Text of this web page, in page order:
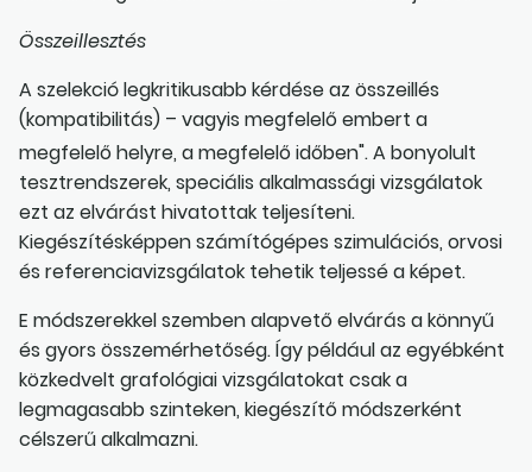
Összeillesztés
A szelekció legkritikusabb kérdése az összeillés
(kompatibilitás) – vagyis megfelelő embert a
megfelelő helyre, a megfelelő időben". A bonyolult
tesztrendszerek, speciális alkalmassági vizsgálatok
ezt az elvárást hivatottak teljesíteni.
Kiegészítésképpen számítógépes szimulációs, orvosi
és referenciavizsgálatok tehetik teljessé a képet.
E módszerekkel szemben alapvető elvárás a könnyű
és gyors összemérhetőség. Így például az egyébként
közkedvelt grafológiai vizsgálatokat csak a
legmagasabb szinteken, kiegészítő módszerként
célszerű alkalmazni.